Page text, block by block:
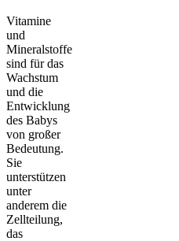
Vitamine
und
Mineralstoffe
sind für das
Wachstum
und die
Entwicklung
des Babys
von großer
Bedeutung.
Sie
unterstützen
unter
anderem die
Zellteilung,
das